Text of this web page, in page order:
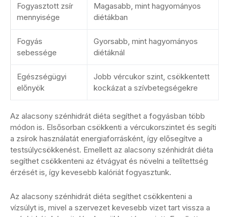
Fogyasztott zsír
mennyisége
Magasabb, mint hagyományos
diétákban
Fogyás
sebessége
Gyorsabb, mint hagyományos
diétáknál
Egészségügyi
előnyök
Jobb vércukor szint, csökkentett
kockázat a szívbetegségekre
Az alacsony szénhidrát diéta segíthet a fogyásban több
módon is. Elsősorban csökkenti a vércukorszintet és segíti
a zsírok használatát energiaforrásként, így elősegítve a
testsúlycsökkenést. Emellett az alacsony szénhidrát diéta
segíthet csökkenteni az étvágyat és növelni a telítettség
érzését is, így kevesebb kalóriát fogyasztunk.
Az alacsony szénhidrát diéta segíthet csökkenteni a
vízsúlyt is, mivel a szervezet kevesebb vizet tart vissza a